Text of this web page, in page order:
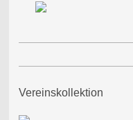
Vereinskollektion